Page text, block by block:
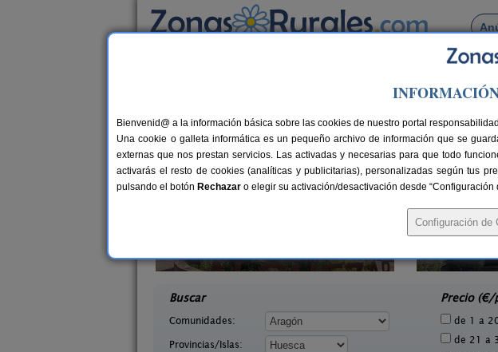
Busca por pueblo
Casas Rurales cerca de Panticosa
25 €
Buscar
Comunidades:
Provincias/Islas:
Precio (€/
de 1 a
de 21 a
Bienvenid@ a la información básica sobre las cookies de nuestro portal
Una cookie o galleta informática es un pequeño archivo de información que se
externas que nos prestan servicios. Las activadas y necesarias para que todo
activarás el resto de cookies (analíticas y publicitarias), personalizadas según tus
pulsando el botón Rechazar o elegir su activación/desactivación desde